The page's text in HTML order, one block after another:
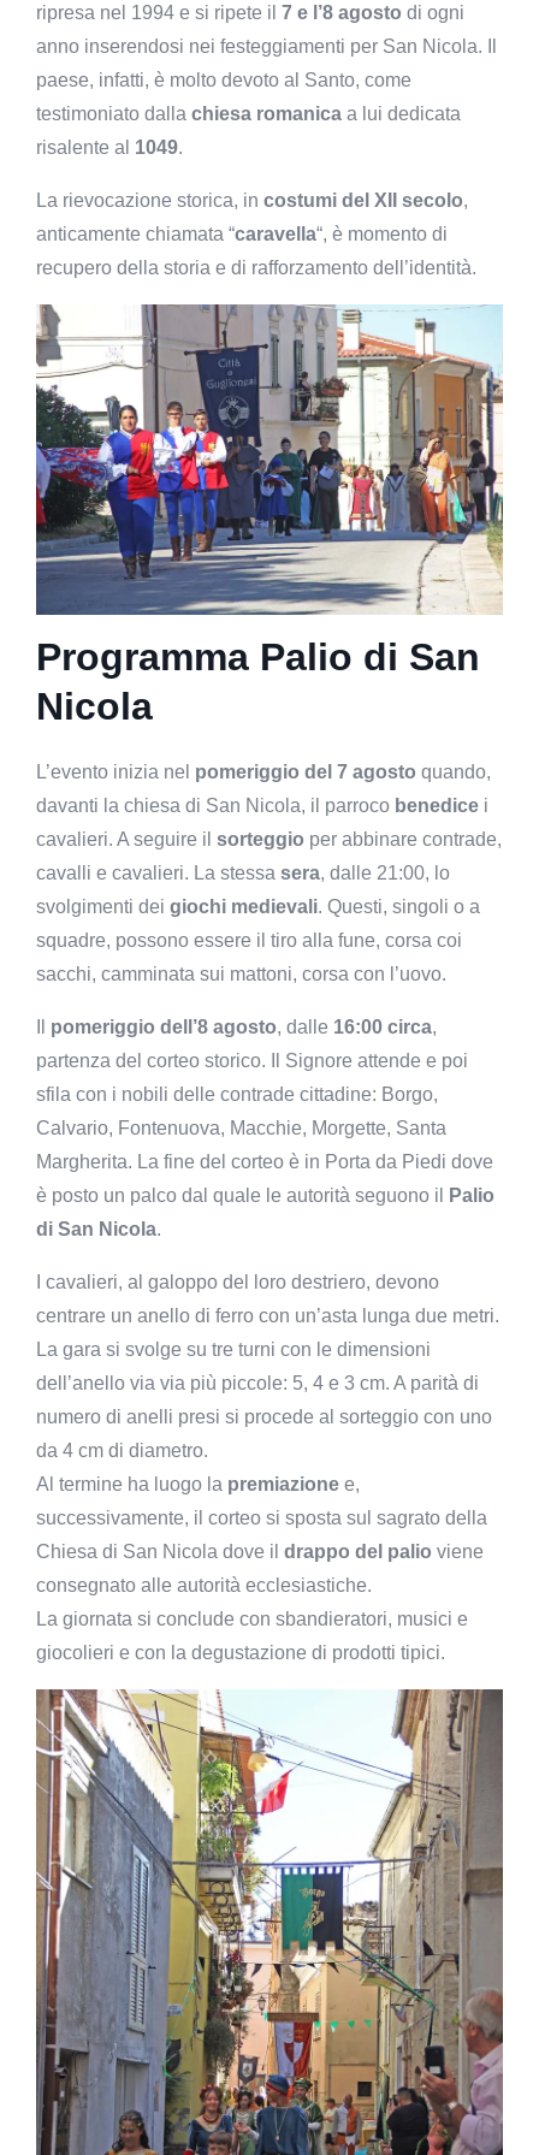
ripresa nel 1994 e si ripete il 7 e l’8 agosto di ogni
anno inserendosi nei festeggiamenti per San Nicola. Il
paese, infatti, è molto devoto al Santo, come
testimoniato dalla chiesa romanica a lui dedicata
risalente al 1049.
La rievocazione storica, in costumi del XII secolo,
anticamente chiamata “caravella“, è momento di
recupero della storia e di rafforzamento dell’identità.
Programma Palio di San
Nicola
L’evento inizia nel pomeriggio del 7 agosto quando,
davanti la chiesa di San Nicola, il parroco benedice i
cavalieri. A seguire il sorteggio per abbinare contrade,
cavalli e cavalieri. La stessa sera, dalle 21:00, lo
svolgimenti dei giochi medievali. Questi, singoli o a
squadre, possono essere il tiro alla fune, corsa coi
sacchi, camminata sui mattoni, corsa con l’uovo.
pomeriggio dell’8 agosto, dalle 16:00 circa,
partenza del corteo storico. Il Signore attende e poi
sfila con i nobili delle contrade cittadine: Borgo,
Calvario, Fontenuova, Macchie, Morgette, Santa
Margherita. La fine del corteo è in Porta da Piedi dove
è posto un palco dal quale le autorità seguono il
Palio
di San Nicola.
I cavalieri, al galoppo del loro destriero, devono
centrare un anello di ferro con un’asta lunga due metri.
La gara si svolge su tre turni con le dimensioni
dell’anello via via più piccole: 5, 4 e 3 cm. A parità di
numero di anelli presi si procede al sorteggio con uno
da 4 cm di diametro.
Al termine ha luogo la premiazione e,
successivamente, il corteo si sposta sul sagrato della
Chiesa di San Nicola dove il drappo del palio viene
consegnato alle autorità ecclesiastiche.
La giornata si conclude con sbandieratori, musici e
giocolieri e con la degustazione di prodotti tipici.